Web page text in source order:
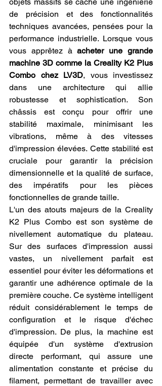
de précision et des fonctionnalités
techniques avancées, pensées pour la
performance industrielle. Lorsque vous
vous apprêtez à acheter une grande
machine 3D comme la Creality K2 Plus
Combo chez LV3D, vous investissez
dans une architecture qui allie
robustesse et sophistication. Son
châssis est conçu pour offrir une
stabilité maximale, minimisant les
vibrations, même à des vitesses
d'impression élevées. Cette stabilité est
cruciale pour garantir la précision
dimensionnelle et la qualité de surface,
des impératifs pour les pièces
fonctionnelles de grande taille.
L'un des atouts majeurs de la Creality
K2 Plus Combo est son système de
nivellement automatique du plateau.
Sur des surfaces d'impression aussi
vastes, un nivellement parfait est
essentiel pour éviter les déformations et
garantir une adhérence optimale de la
première couche. Ce système intelligent
réduit considérablement le temps de
configuration et le risque d'échec
d'impression. De plus, la machine est
équipée d'un système d'extrusion
directe performant, qui assure une
alimentation constante et précise du
filament, permettant de travailler avec